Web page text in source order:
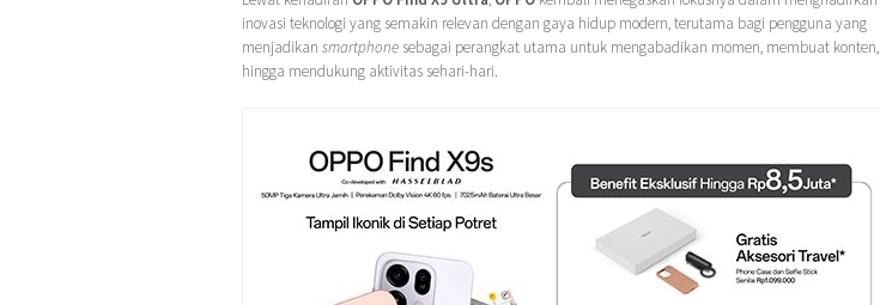
inovasi teknologi yang semakin relevan dengan gaya hidup modern, terutama bagi pengguna yang
menjadikan smartphone sebagai perangkat utama untuk mengabadikan momen, membuat konten,
hingga mendukung aktivitas sehari-hari.